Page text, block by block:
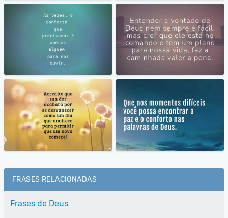
FRASES RELACIONADAS
Frases de Deus